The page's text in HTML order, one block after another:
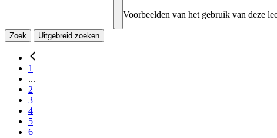
Voorbeelden van het gebruik van deze
Zoek Uitgebreid zoeken
1
...
2
3
4
5
6